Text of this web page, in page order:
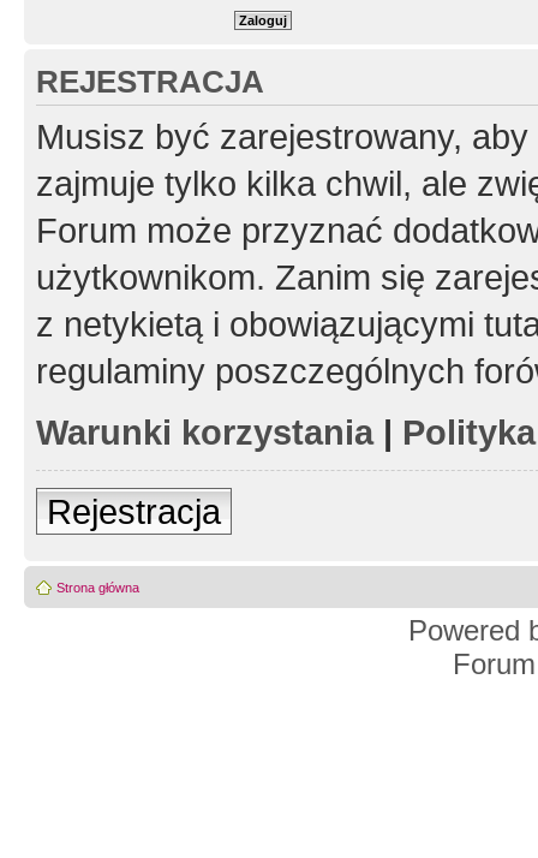
REJESTRACJA
Musisz być zarejestrowany,
zajmuje tylko kilka chwil, ale
Forum może przyznać
użytkownikom. Zanim się
z netykietą i obowiązującymi
regulaminy poszczególnych
Warunki korzystania|
Rejestracja
Strona główna
Powered